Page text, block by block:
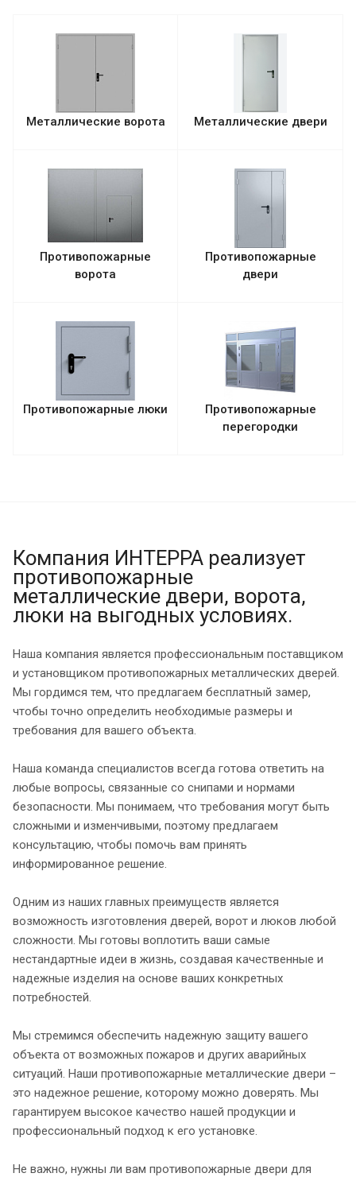
Металлические ворота Металлические двери
Противопожарные
ворота
Противопожарные
двери
Противопожарные люки
Противопожарные
перегородки
Компания ИНТЕРРА реализует
противопожарные
металлические двери, ворота,
люки на выгодных условиях.
Наша компания является профессиональным поставщиком
и установщиком противопожарных металлических дверей.
Мы гордимся тем, что предлагаем бесплатный замер,
чтобы точно определить необходимые размеры и
требования для вашего объекта.
Наша команда специалистов всегда готова ответить на
любые вопросы, связанные со снипами и нормами
безопасности. Мы понимаем, что требования могут быть
сложными и изменчивыми, поэтому предлагаем
консультацию, чтобы помочь вам принять
информированное решение.
Одним из наших главных преимуществ является
возможность изготовления дверей, ворот и люков любой
сложности. Мы готовы воплотить ваши самые
нестандартные идеи в жизнь, создавая качественные и
надежные изделия на основе ваших конкретных
потребностей.
Мы стремимся обеспечить надежную защиту вашего
объекта от возможных пожаров и других аварийных
ситуаций. Наши противопожарные металлические двери –
это надежное решение, которому можно доверять. Мы
гарантируем высокое качество нашей продукции и
профессиональный подход к его установке.
Не важно, нужны ли вам противопожарные двери для